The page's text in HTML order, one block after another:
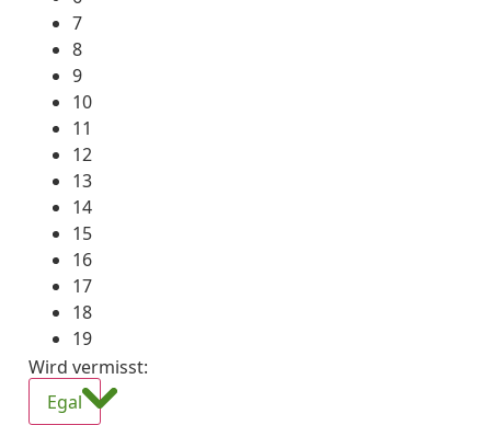
7
8
9
10
11
12
13
14
15
16
17
18
19
Wird vermisst:
Egal